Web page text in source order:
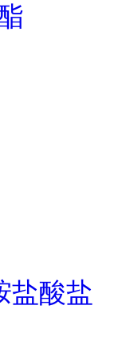
盐酸盐